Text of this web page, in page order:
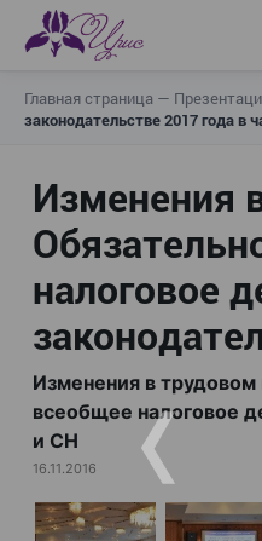
Главная страница —
законодательстве 2017 года в
Изменения
налоговое
Изменения в
всеобщее налоговое
и СН
16.11.2016